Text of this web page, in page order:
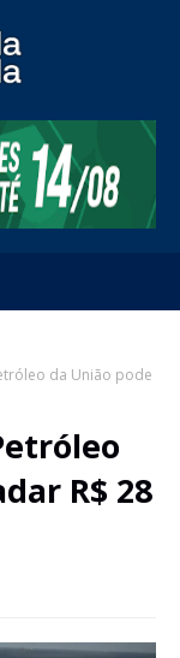
da União pode
R$ 28